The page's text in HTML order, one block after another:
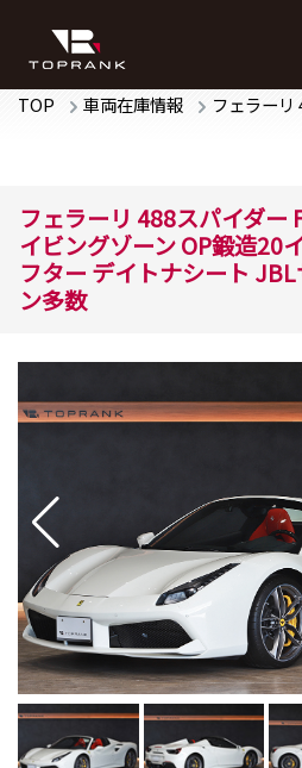
TOP 車両在庫情報 フェラーリ
フェラーリ 488スパイダー
イビングゾーン OP鍛造20
フター デイトナシート
ン多数